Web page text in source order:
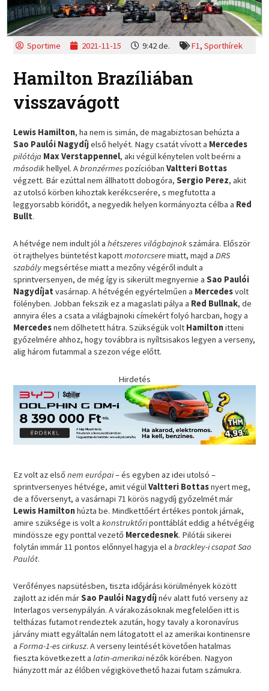
Sportime 2021-11-15 9:42 de. F1,Sporthírek
Hamilton Brazíliában
visszavágott
Lewis Hamilton, ha nem is simán, de magabiztosan behúzta a
Sao Paulói Nagydíjelső helyét. Nagy csatát vívott a Mercedes
pilótája Max Verstappennel, aki végül kénytelen volt beérni a
másodikhellyel. AbronzérmespozícióbanValtteri Bottas
végzett. Bár ezúttal nem állhatott dobogóra,Sergio Perez, akit
az utolsó körben kihoztak kerékcserére, s megfutotta a
leggyorsabb köridőt, a negyedik helyen kormányozta célba a Red
Bullt.
A hétvége nem indult jól ahétszeres világbajnokszámára. Először
öt rajthelyes büntetést kapottmotorcseremiatt, majd aDRS
szabálymegsértése miatt a mezőny végéről indult a
sprintversenyen, de még így is sikerült megnyernie aSao Paulói
Nagydíjat vasárnap. A hétvégén egyértelműen a Mercedesvolt
fölényben. Jobban fekszik ez a magaslati pálya a Red Bullnak, de
annyira éles a csata a világbajnoki címekért folyó harcban, hogy a
Mercedesnem dőlhetett hátra. Szükségük volt Hamiltonitteni
győzelmére ahhoz, hogy továbbra is nyíltsisakos legyen a verseny,
alig három futammal a szezon vége előtt.
Hirdetés
Ez volt az elsőnem európai– és egyben az idei utolsó –
sprintversenyes hétvége, amit végülValtteri Bottasnyert meg,
de a főversenyt, a vasárnapi 71 körös nagydíj győzelmét már
Lewis Hamiltonhúzta be. Mindkettőért értékes pontok járnak,
amire szüksége is volt akonstruktőriponttáblát eddig a hétvégéig
mindössze egy ponttal vezető Mercedesnek. Pilótái sikerei
folytán immár 11 pontos előnnyel hagyja el abrackley-i csapat Sao
Paulót.
Verőfényes napsütésben, tiszta időjárási körülmények között
zajlott az idén márSao Paulói Nagydíjnév alatt futó verseny az
Interlagos versenypályán. A várakozásoknak megfelelően itt is
teltházas futamot rendeztek azután, hogy tavaly a koronavírus
járvány miatt egyáltalán nem látogatott el az amerikai kontinensre
a Forma-1-es cirkusz. A verseny leintését követően hatalmas
fieszta következett alatin-amerikainézők körében. Nagyon
hiányzott már az élőben végigkövethető hazai futam számukra.